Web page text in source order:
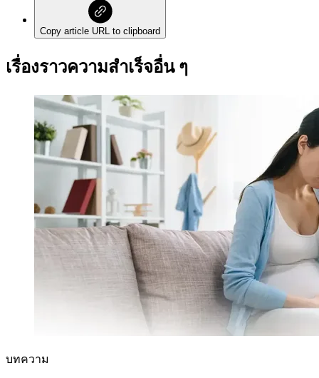
Copy article URL to clipboard
เรื่องราวความสำเร็จอื่น ๆ
บทความ